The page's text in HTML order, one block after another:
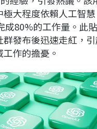
s
I
n
n
k
極大程度依賴人工智
成80%的工作量。此
群發布後迅速走紅，
工作的擔憂。